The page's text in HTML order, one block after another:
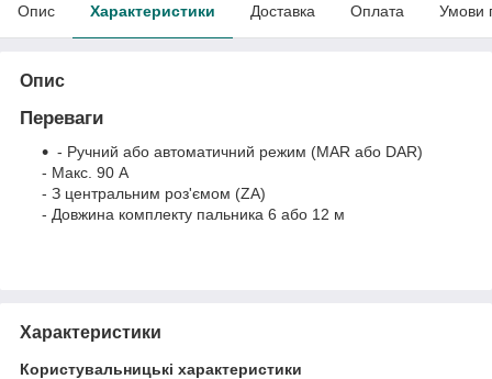
Опис Характеристики Доставка Оплата Умови
Опис
Переваги
- Ручний або автоматичний режим (MAR або DAR)
- Макс. 90 А
- З центральним роз'ємом (ZA)
- Довжина комплекту пальника 6 або 12 м
Характеристики
Користувальницькі характеристики